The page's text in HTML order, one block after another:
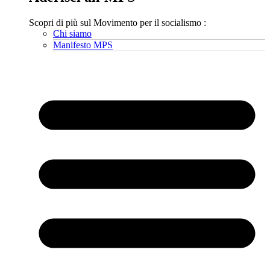
Scopri di più sul Movimento per il socialismo :
Chi siamo
Manifesto MPS